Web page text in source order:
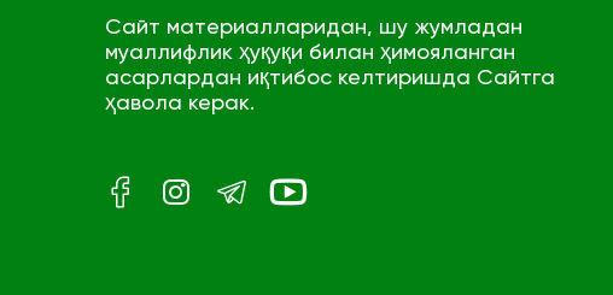
Сайт материалларидан, шу жумладан
муаллифлик ҳуқуқи билан ҳимояланган
асарлардан иқтибос келтиришда Сайтга
ҳавола керак.